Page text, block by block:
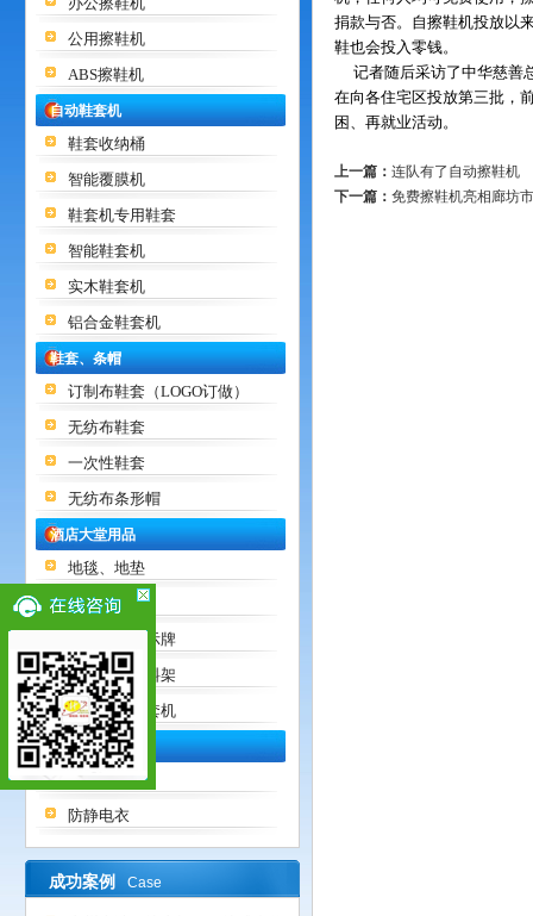
公用擦鞋机
ABS擦鞋机
自动鞋套机
鞋套收纳桶
智能覆膜机
鞋套机专用鞋套
智能鞋套机
实木鞋套机
铝合金鞋套机
鞋套、条帽
订制布鞋套（LOGO订做）
无纺布鞋套
一次性鞋套
无纺布条形帽
酒店大堂用品
地毯、地垫
垃圾桶
栏杆座、指示牌
接待台、资料架
雨伞架、伞套机
防静电用品
防静电鞋
防静电衣
成功案例 Case
捐款与否。自擦鞋机投放以
鞋也会投入零钱。
记者随后采访了中华慈善
在向各住宅区投放第三批，
困、再就业活动。
上一篇： 连队有了自动擦鞋机
下一篇： 免费擦鞋机亮相廊坊